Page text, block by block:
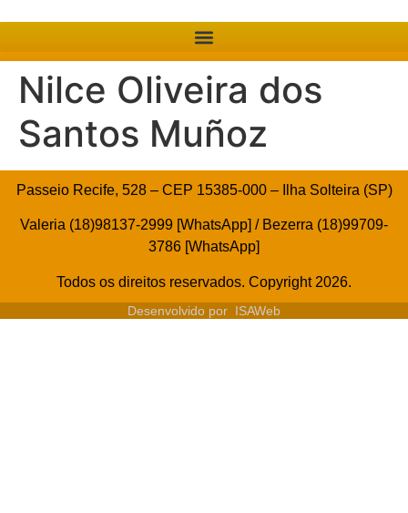
Nilce Oliveira dos
Santos Muñoz
Passeio Recife, 528 – CEP 15385-000 – Ilha Solteira (SP)
Valeria (18)98137-2999 [WhatsApp] / Bezerra (18)99709-
3786 [WhatsApp]
Todos os direitos reservados. Copyright 2026.
Desenvolvido por ISAWeb